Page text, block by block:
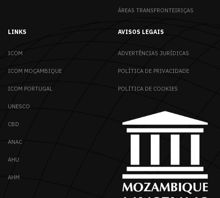
ÁREAS TRANSFRONTEIRIÇAS
LINKS
ICOM
ICOM MOÇAMBIQUE
ICOM PORTUGAL
UNESCO
CBD
ANAC
AHU
AHM
AVISOS LEGAIS
ADVERTÊNCIAS JURÍDICAS
POLÍTICA DE PRIVACIDADE
POLÍTICA DE COOKIES